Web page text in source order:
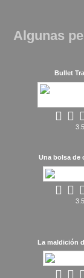
Algunas
Bullet
Una bolsa de